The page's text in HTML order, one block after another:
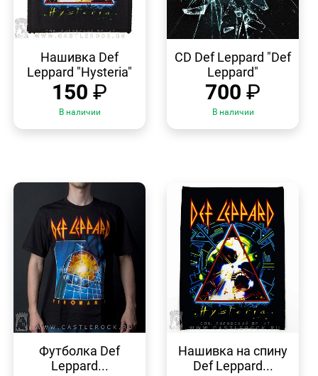
ПРОСМОТР
Нашивка Def
Leppard "Hysteria"
150 ₽
В наличии
ПРОСМОТР
CD Def Leppard "Def
Leppard"
700 ₽
В наличии
ПРОСМОТР
Футболка Def
Leppard...
ПРОСМОТР
Нашивка на спину
Def Leppard...